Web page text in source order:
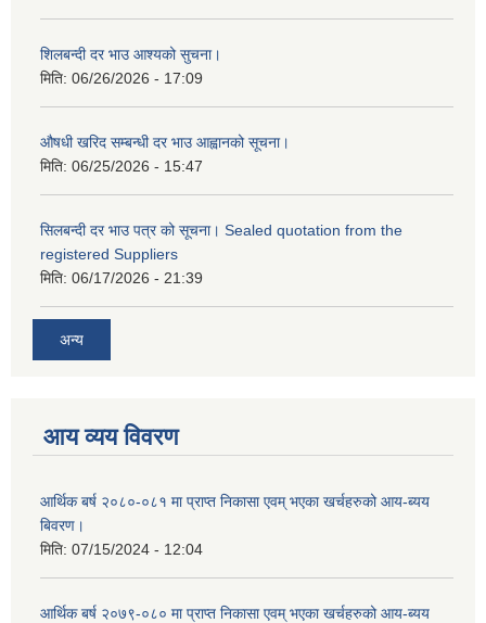
शिलबन्दी दर भाउ आश्यको सुचना।
मिति: 06/26/2026 - 17:09
औषधी खरिद सम्बन्धी दर भाउ आह्वानको सूचना।
मिति: 06/25/2026 - 15:47
सिलबन्दी दर भाउ पत्र को सूचना। Sealed quotation from the
registered Suppliers
मिति: 06/17/2026 - 21:39
अन्य
आय व्यय विवरण
आर्थिक बर्ष २०८०-०८१ मा प्राप्त निकासा एवम् भएका खर्चहरुको आय-ब्यय
बिवरण।
मिति: 07/15/2024 - 12:04
आर्थिक बर्ष २०७९-०८० मा प्राप्त निकासा एवम् भएका खर्चहरुको आय-ब्यय